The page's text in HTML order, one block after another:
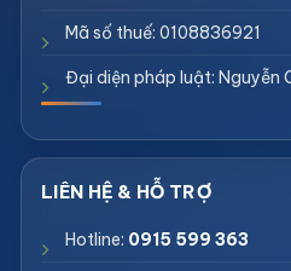
Mã số thuế: 0108836921
Đại diện pháp luật: Nguyễn
Hotline: 0915 599 363